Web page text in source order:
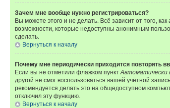
Зачем мне вообще нужно регистрироваться?
Вы можете этого и не делать. Всё зависит от того,
возможности, которые недоступны анонимным
сделать.
Вернуться к началу
Почему мне периодически приходится повторять
Если вы не отметили флажком пункт Автоматически
другой не смог воспользоваться вашей учётной
рекомендуется делать это на общедоступном
отключил эту функцию.
Вернуться к началу